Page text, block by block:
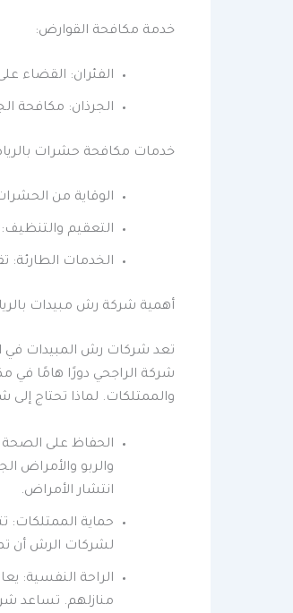
خدمة مكافحة القوارض:
الفئران: القضاء
الجرذان: مكافحة
خدمات مكافحة حشرات
الوقاية من
التعقيم
الخدمات الطارئة:
أهمية شركة رش مبيدات
تعد شركات رش المبيدات في
شركة الراجحي دورًا هامًا في
والممتلكات. لماذا تحتاج
الحفاظ على
والربو والأمراض
انتشار الأمراض.
حماية الممتلكات:
لشركات الرش أن
الراحة النفسية:
منازلهم. تساعد